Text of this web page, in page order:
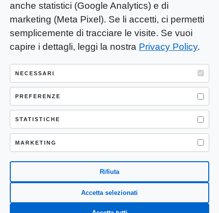
anche statistici (Google Analytics) e di
marketing (Meta Pixel). Se li accetti, ci permetti
semplicemente di tracciare le visite. Se vuoi
capire i dettagli, leggi la nostra Privacy Policy.
NECESSARI
PREFERENZE
STATISTICHE
MARKETING
Rifiuta
Accetta selezionati
YOU-ng Slow Journalism è una testata
giornalistica di proprietà di Mastino S.R.L.
Registrazione presso Trib. Santa Maria
Capua Vetere (CE) n° 900 del 31/01/2025 |
ISSN 3103-4683
P.IVA: 04755530617
Sede Legale: CASERTA – VIA LORENZO MARIA
NERONI 11 CAP 81100